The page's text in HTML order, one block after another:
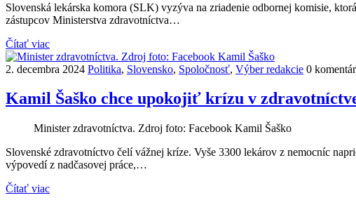
Slovenská lekárska komora (SLK) vyzýva na zriadenie odbornej komisie,
zástupcov Ministerstva zdravotníctva…
Čítať viac
2. decembra 2024 Politika, Slovensko, Spoločnosť, Výber redakcie 0
Kamil Šaško chce upokojiť krízu v
Minister zdravotníctva. Zdroj foto: Facebook Kamil Šaško
Slovenské zdravotníctvo čelí vážnej kríze. Vyše 3300 lekárov z nemocníc
výpovedí z nadčasovej práce,…
Čítať viac